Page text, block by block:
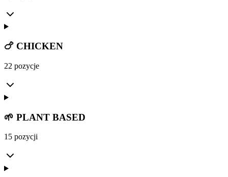
🍗 CHICKEN
22 pozycje
🌱 PLANT BASED
15 pozycji